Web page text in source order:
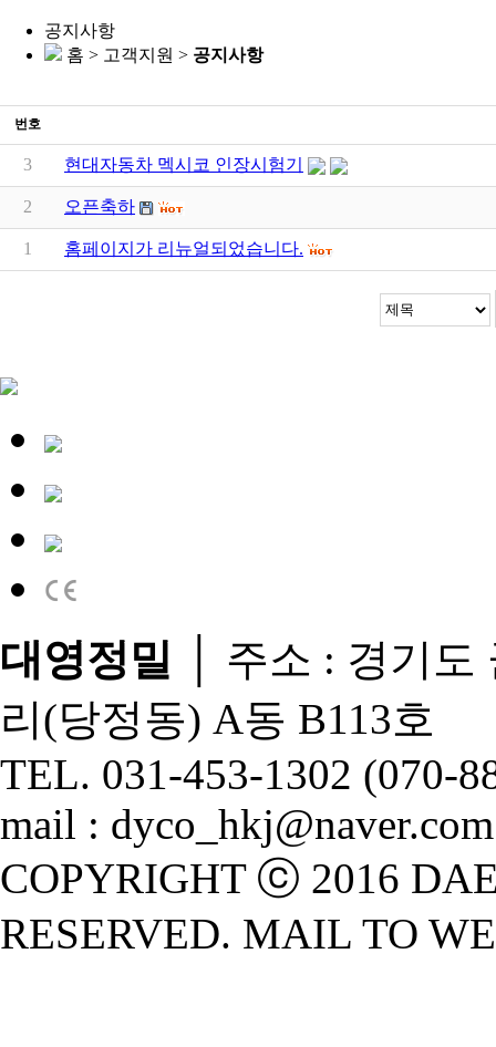
공지사항
홈 > 고객지원 > 공지사항
번호
3 현대자동차 멕시코 인장시험기
2 오픈축하
1 홈페이지가 리뉴얼되었습니다.
대영정밀 │ 주소 : 경기도
리(당정동) A동 B113호
TEL. 031-453-1302 (070-
mail : dyco_hkj@naver.com
COPYRIGHT ⓒ 2016
RESERVED. MAIL TO